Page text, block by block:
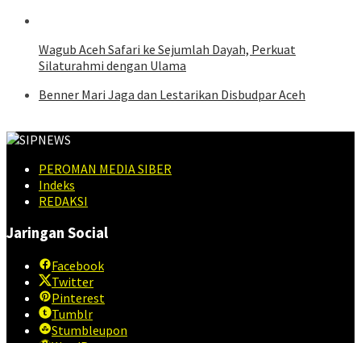
Wagub Aceh Safari ke Sejumlah Dayah, Perkuat
Silaturahmi dengan Ulama
Benner Mari Jaga dan Lestarikan Disbudpar Aceh
PEROMAN MEDIA SIBER
Indeks
REDAKSI
Jaringan Social
Facebook
Twitter
Pinterest
Tumblr
Stumbleupon